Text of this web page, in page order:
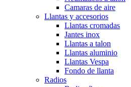
Camaras de aire
Llantas y accesorios
Llantas cromadas
Jantes inox
Llantas a talon
Llantas aluminio
Llantas Vespa
Fondo de llanta
Radios